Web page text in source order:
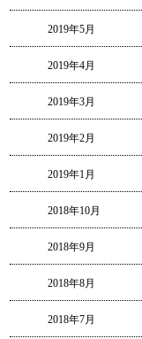
2019年5月
2019年4月
2019年3月
2019年2月
2019年1月
2018年10月
2018年9月
2018年8月
2018年7月